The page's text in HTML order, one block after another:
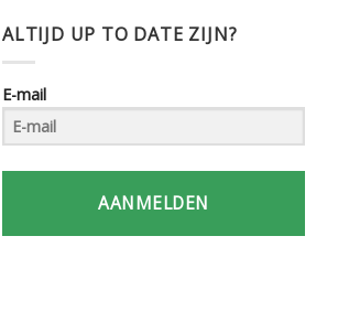
ALTIJD UP TO DATE ZIJN?
E-mail
AANMELDEN